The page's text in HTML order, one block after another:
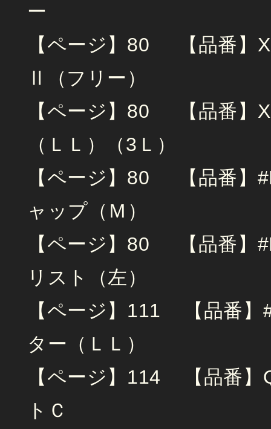
ー
【ページ】80 【品番】
Ⅱ（フリー）
【ページ】80 【品番】
（ＬＬ）（3Ｌ）
【ページ】80 【品番】
ャップ（Ｍ）
【ページ】80 【品番】
リスト（左）
【ページ】111 【品番
ター（ＬＬ）
【ページ】114 【品番
トＣ